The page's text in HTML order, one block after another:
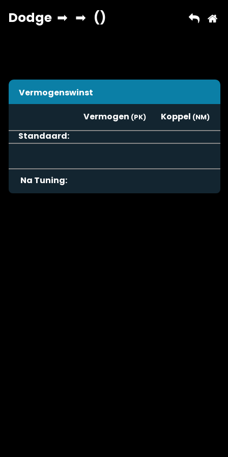
Vermogenswinst
Vermogen
Koppel
Standaard:
Na Tuning: